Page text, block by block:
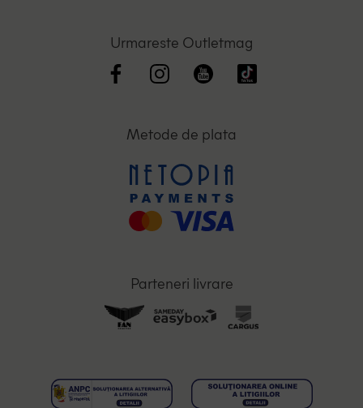
Urmareste Outletmag
Metode de plata
Parteneri livrare